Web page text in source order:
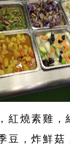
紅燒素雞，
豆，炸鮮菇